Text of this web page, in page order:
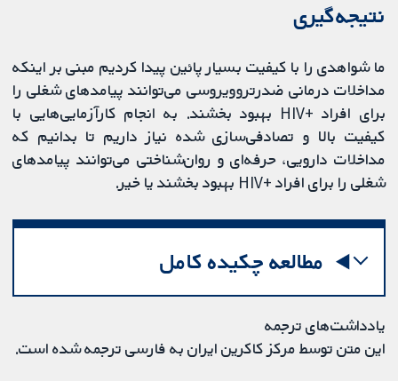
نتیجه‌گیری
ما شواهدی را با کیفیت بسیار پائین پیدا کردیم مبنی بر اینکه
مداخلات درمانی ضدرتروویروسی می‌توانند پیامدهای شغلی را
برای افراد +HIV بهبود بخشند. به انجام کارآزمایی‌هایی با
کیفیت بالا و تصادفی‌‌سازی شده نیاز داریم تا بدانیم که
مداخلات دارویی، حرفه‌ای و روان‌شناختی می‌توانند پیامدهای
شغلی را برای افراد +HIV بهبود بخشند یا خیر.
مطالعه چکیده کامل
یادداشت‌های ترجمه
این متن توسط مرکز کاکرین ایران به فارسی ترجمه شده است.